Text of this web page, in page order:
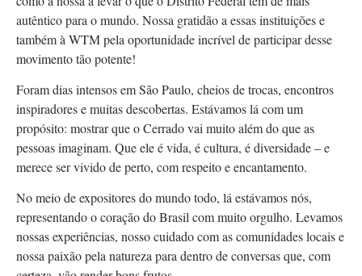
autêntico para o mundo. Nossa gratidão a essas instituições e
também à WTM pela oportunidade incrível de participar desse
movimento tão potente!
Foram dias intensos em São Paulo, cheios de trocas, encontros
inspiradores e muitas descobertas. Estávamos lá com um
propósito: mostrar que o Cerrado vai muito além do que as
pessoas imaginam. Que ele é vida, é cultura, é diversidade – e
merece ser vivido de perto, com respeito e encantamento.
No meio de expositores do mundo todo, lá estávamos nós,
representando o coração do Brasil com muito orgulho. Levamos
nossas experiências, nosso cuidado com as comunidades locais e
nossa paixão pela natureza para dentro de conversas que, com